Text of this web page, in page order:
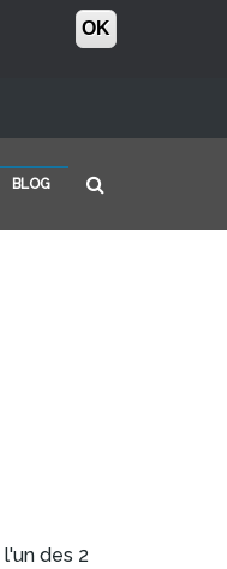
OK
BLOG
des 2